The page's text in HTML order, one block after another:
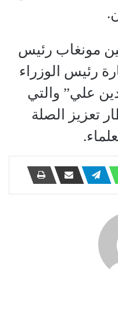
مونغاب رئيس
رئيس الوزراء
علي” والتي
تعزيز الصلة